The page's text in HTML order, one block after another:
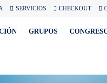
SERVICIOS CHECKOUT
GRUPOS